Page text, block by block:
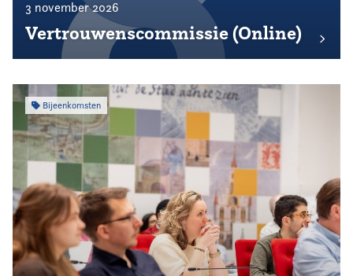
3 november 2026
Vertrouwenscommissie (Online)
Bijeenkomsten